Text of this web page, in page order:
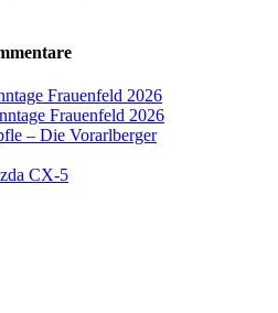
Frauenfeld 2026
Frauenfeld 2026
– Die Vorarlberger
CX-5